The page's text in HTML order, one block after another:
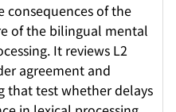
consequences of the
of the bilingual mental
It reviews L2
agreement and
that test whether delays